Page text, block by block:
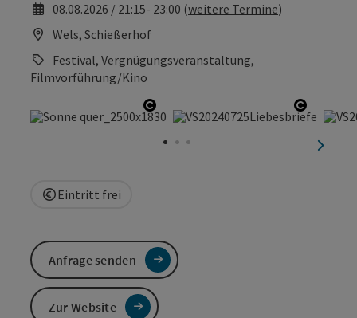
08.08.2026 / 21:15- 23:00 (weitere Termine)
Wels, Schießerhof
Festival, Vergnügungsveranstaltung,
Filmvorführung/Kino
Copyright öffnen
Eintritt frei
Anfrage senden
Zur Website